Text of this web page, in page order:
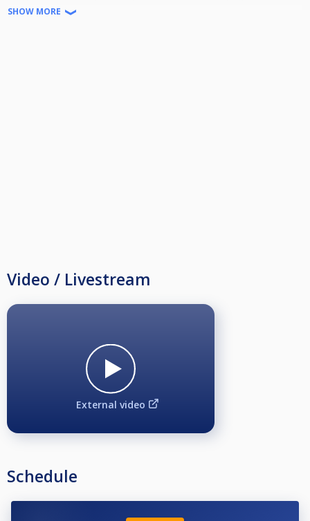
de su enfrentamiento.
SHOW MORE
Video / Livestream
External video
Schedule